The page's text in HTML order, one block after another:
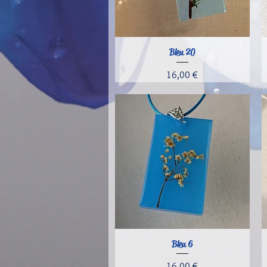
Aperçu rapide
Bleu 20
Prix
16,00 €
Aperçu rapide
Bleu 6